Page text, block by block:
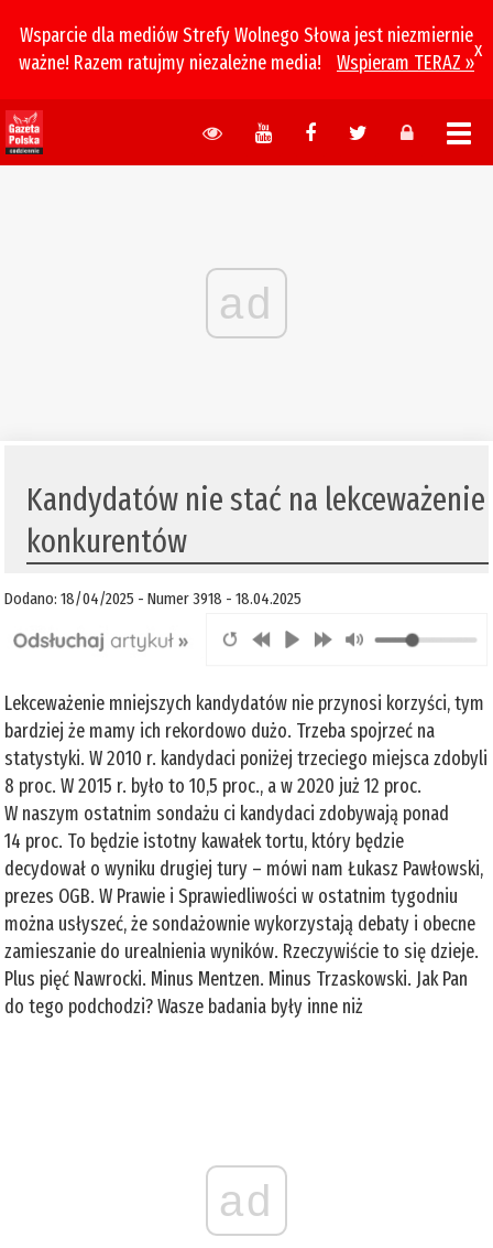
Wsparcie dla mediów Strefy Wolnego Słowa jest niezmiernie
ważne! Razem ratujmy niezależne media!
Wspieram TERAZ »
x
ad
Kandydatów nie stać na lekceważenie
konkurentów
Dodano: 18/04/2025 - Numer 3918 - 18.04.2025
Lekceważenie mniejszych kandydatów nie przynosi korzyści, tym
bardziej że mamy ich rekordowo dużo. Trzeba spojrzeć na
statystyki. W 2010 r. kandydaci poniżej trzeciego miejsca zdobyli
8 proc. W 2015 r. było to 10,5 proc., a w 2020 już 12 proc.
W naszym ostatnim sondażu ci kandydaci zdobywają ponad
14 proc. To będzie istotny kawałek tortu, który będzie
decydował o wyniku drugiej tury – mówi nam Łukasz Pawłowski,
prezes OGB. W Prawie i Sprawiedliwości w ostatnim tygodniu
można usłyszeć, że sondażownie wykorzystają debaty i obecne
zamieszanie do urealnienia wyników. Rzeczywiście to się dzieje.
Plus pięć Nawrocki. Minus Mentzen. Minus Trzaskowski. Jak Pan
do tego podchodzi? Wasze badania były inne niż
ad